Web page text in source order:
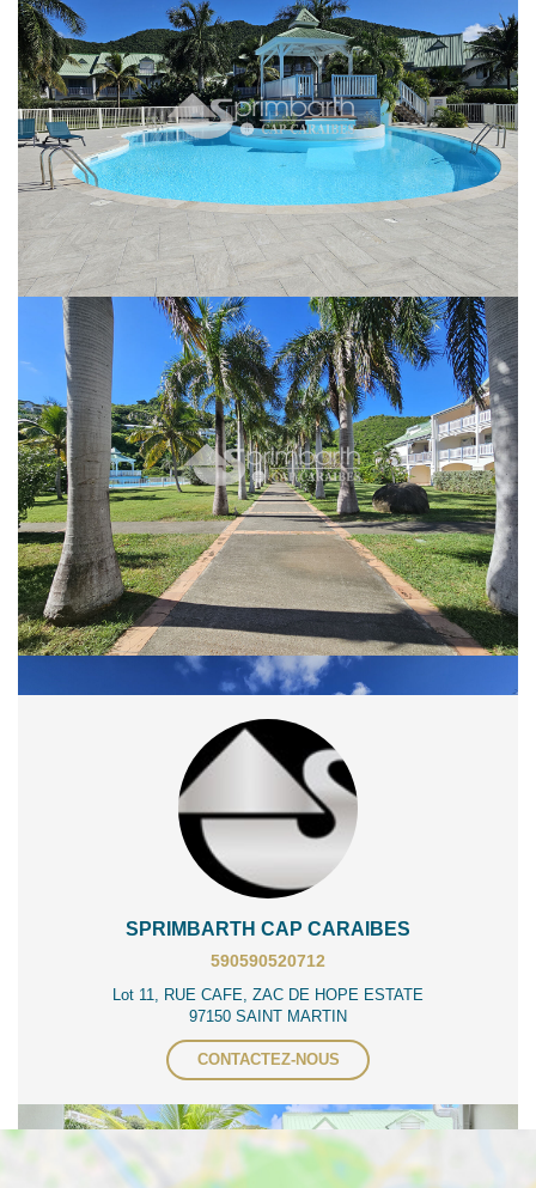
- Un deuxième niveau composé de : un palier, escalier menant à l'étage, une
chambre avec placard et salle d'eau, un wc séparé, une 2ème chambre avec
salle d'eau donnant sur une varangue de 10.56m²,
- Un troisième niveau composé de : un palier, une salle d'eau, un wc séparé,
une chambre avec placard donnant sur une terrasse
- et une zone de jouissance privative de 15m² en rez de jardin.
Vous pourrez bénéficier d'une place de parking privative et de 3 piscines
communes.
Libre de toute occupation!
Opportunité à saisir!
Charges de copropriété: 930 euros / Trimestre
Taxe Foncière: 1850euros / an
Contact: +590 690 54 71 42 Nos honoraires
Ce bien est soumis à un diagnostic ERP (État des Risques et
Pollutions). Pour en savoir plus, rendez-vous sur
https://www.georisques.gouv.fr/
Partager :
SPRIMBARTH CAP CARAIBES
590590520712
Lot 11, RUE CAFE, ZAC DE HOPE ESTATE
97150 SAINT MARTIN
CONTACTEZ-NOUS